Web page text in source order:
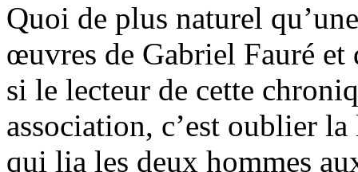
Quoi de plus naturel
œuvres de Gabriel Fauré et
si le lecteur de cette
association, c’est oublier
qui lia les deux hommes